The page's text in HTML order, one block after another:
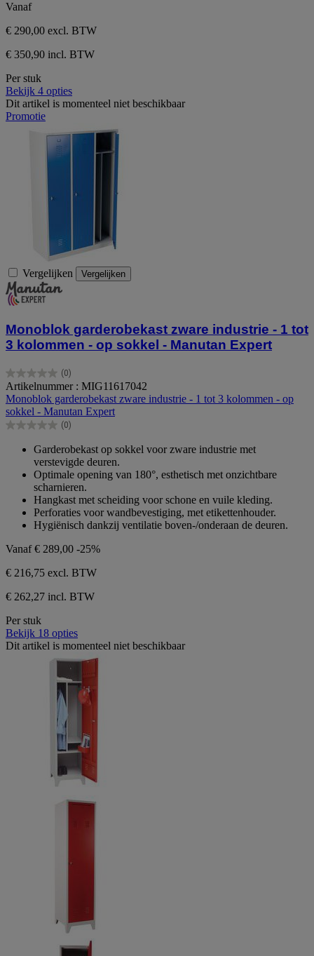
Vanaf
€ 290,00 excl. BTW
€ 350,90 incl. BTW
Per stuk
Bekijk 4 opties
Dit artikel is momenteel niet beschikbaar
Promotie
Vergelijken Vergelijken
Monoblok garderobekast zware industrie - 1 tot
3 kolommen - op sokkel - Manutan Expert
(0)
0.0
van
de
5
sterren.
Artikelnummer : MIG11617042
Monoblok garderobekast zware industrie - 1 tot 3 kolommen - op
sokkel - Manutan Expert
(0)
0.0
sterren.
Garderobekast op sokkel voor zware industrie met
verstevigde deuren.
Optimale opening van 180°, esthetisch met onzichtbare
scharnieren.
Hangkast met scheiding voor schone en vuile kleding.
Perforaties voor wandbevestiging, met etikettenhouder.
Hygiënisch dankzij ventilatie boven-/onderaan de deuren.
Vanaf€ 289,00 -25%
€ 216,75 excl. BTW
€ 262,27 incl. BTW
Per stuk
Bekijk 18 opties
Dit artikel is momenteel niet beschikbaar